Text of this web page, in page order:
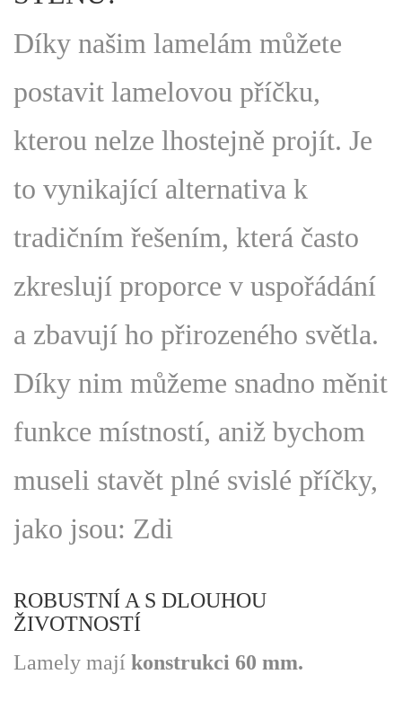
Díky našim lamelám můžete
postavit lamelovou příčku,
kterou nelze lhostejně projít. Je
to vynikající alternativa k
tradičním řešením, která často
zkreslují proporce v uspořádání
a zbavují ho přirozeného světla.
Díky nim můžeme snadno měnit
funkce místností, aniž bychom
museli stavět plné svislé příčky,
jako jsou: Zdi
ROBUSTNÍ A S DLOUHOU
ŽIVOTNOSTÍ
Lamely mají konstrukci 60 mm.